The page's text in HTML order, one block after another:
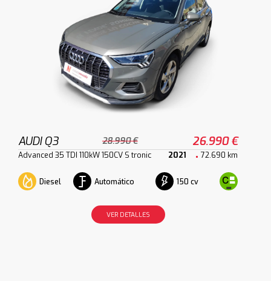
AUDI Q3 28.990 € 26.990 €
Advanced 35 TDI 110kW 150CV S tronic 2021 72.690 km
Diesel Automático 150 cv
VER DETALLES